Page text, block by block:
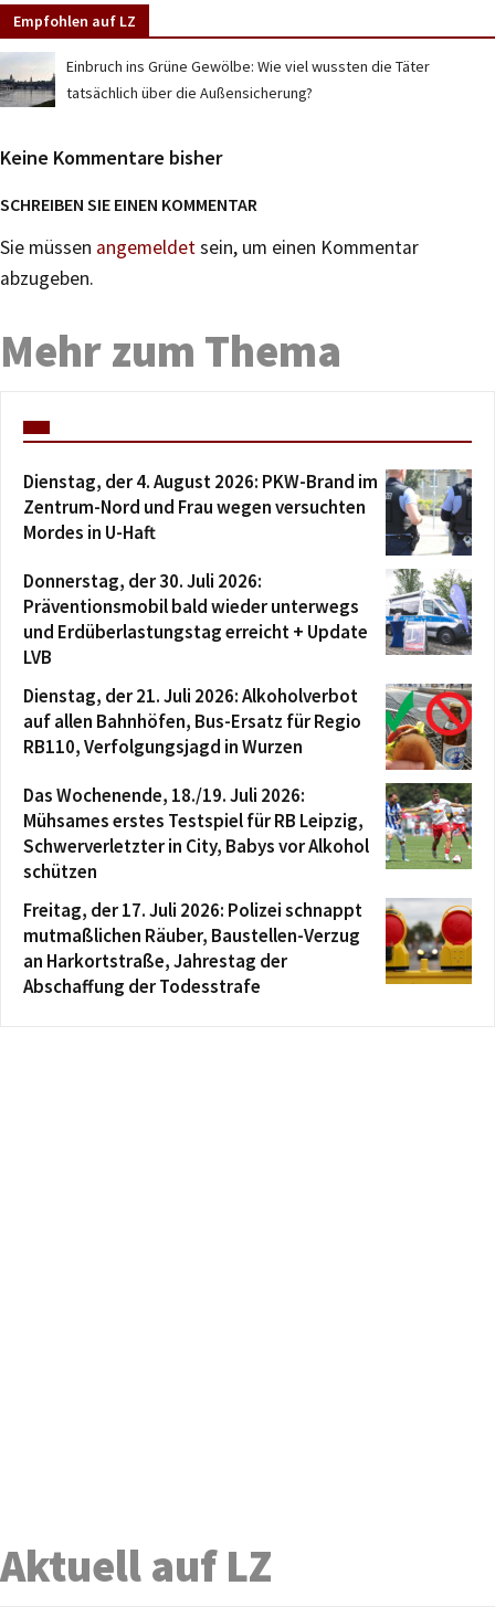
Empfohlen auf LZ
Einbruch ins Grüne Gewölbe: Wie viel wussten die Täter
tatsächlich über die Außensicherung?
Keine Kommentare bisher
SCHREIBEN SIE EINEN KOMMENTAR
Sie müssen angemeldetsein, um einen Kommentar
abzugeben.
Mehr zum Thema
Dienstag, der 4. August 2026: PKW-Brand im
Zentrum-Nord und Frau wegen versuchten
Mordes in U-Haft
Donnerstag, der 30. Juli 2026:
Präventionsmobil bald wieder unterwegs
und Erdüberlastungstag erreicht + Update
LVB
Dienstag, der 21. Juli 2026: Alkoholverbot
auf allen Bahnhöfen, Bus-Ersatz für Regio
RB110, Verfolgungsjagd in Wurzen
Das Wochenende, 18./19. Juli 2026:
Mühsames erstes Testspiel für RB Leipzig,
Schwerverletzter in City, Babys vor Alkohol
schützen
Freitag, der 17. Juli 2026: Polizei schnappt
mutmaßlichen Räuber, Baustellen-Verzug
an Harkortstraße, Jahrestag der
Abschaffung der Todesstrafe
Aktuell auf LZ